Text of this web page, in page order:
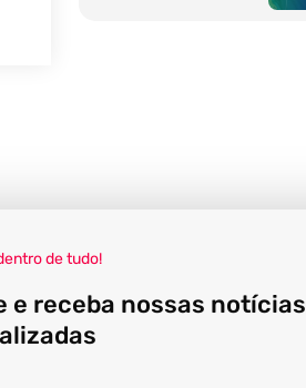
de tudo!
e receba nossas notícias